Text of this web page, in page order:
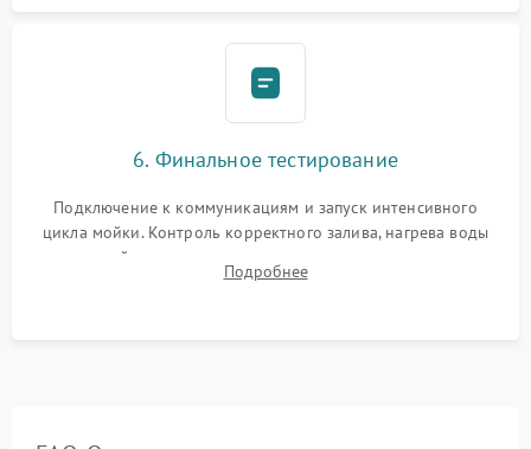
6. Финальное тестирование
Подключение к коммуникациям и запуск интенсивного
цикла мойки. Контроль корректного залива, нагрева воды
до нужной температуры, отсутствия посторонних шумов,
штатного слива и абсолютной сухости в поддоне.
Подробнее